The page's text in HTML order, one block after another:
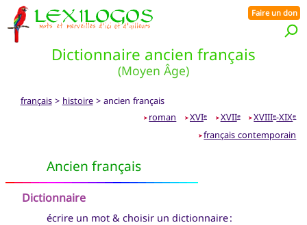
Dictionnaire ancien français
(Moyen Âge)
Faire un don
français> histoire> ancien français
➤ roman ➤ XVIe ➤ XVIIe ➤ XVIIIe-XIXe
➤français contemporain
Ancien français
Dictionnaire
écrire un mot & choisir un dictionnaire :